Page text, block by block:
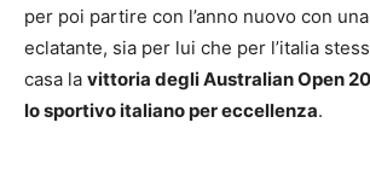
per poi partire con l’anno nuovo con
eclatante, sia per lui che per l’italia
casa la vittoria degli Australian Open
lo sportivo italiano per eccellenza.